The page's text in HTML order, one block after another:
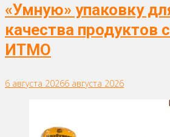
«Умную» упаковку
качества продуктов
ИТМО
6 августа 20266 августа 2026